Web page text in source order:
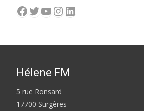
Facebook
Twitter
YouTube
Instagram
LinkedIn
Hélene FM
5 rue Ronsard
17700 Surgères